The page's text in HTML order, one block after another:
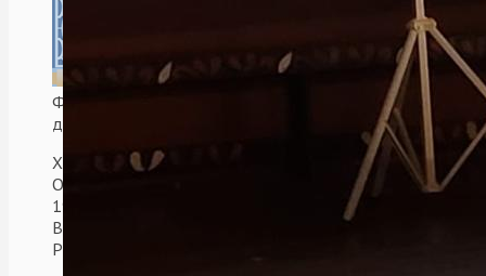
Федеративная Республика Бразилия. Рио-
де-Жанейро.
Храм честь Святой мученицы Зинаиды.
Освящение храма состоялось 29 августа
1937 г.
В 1999 г. приход перешел в юрисдикцию
РПЦ Московского Патриархата.